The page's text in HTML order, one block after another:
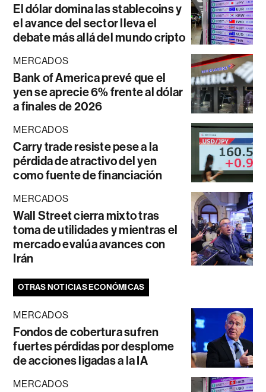
El dólar domina las stablecoins y
el avance del sector lleva el
debate más allá del mundo cripto
MERCADOS
Bank of America prevé que el
yen se aprecie 6% frente al dólar
a finales de 2026
MERCADOS
Carry trade resiste pese a la
pérdida de atractivo del yen
como fuente de financiación
MERCADOS
Wall Street cierra mixto tras
toma de utilidades y mientras el
mercado evalúa avances con
Irán
OTRAS NOTICIAS ECONÓMICAS
MERCADOS
Fondos de cobertura sufren
fuertes pérdidas por desplome
de acciones ligadas a la IA
MERCADOS